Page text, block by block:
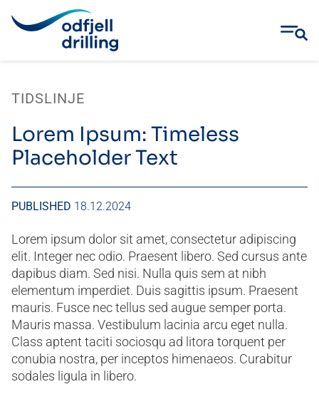
content
TIDSLINJE
Lorem Ipsum: Timeless
Placeholder Text
PUBLISHED 18.12.2024
Lorem ipsum dolor sit amet, consectetur adipiscing
elit. Integer nec odio. Praesent libero. Sed cursus ante
dapibus diam. Sed nisi. Nulla quis sem at nibh
elementum imperdiet. Duis sagittis ipsum. Praesent
mauris. Fusce nec tellus sed augue semper porta.
Mauris massa. Vestibulum lacinia arcu eget nulla.
Class aptent taciti sociosqu ad litora torquent per
conubia nostra, per inceptos himenaeos. Curabitur
sodales ligula in libero.